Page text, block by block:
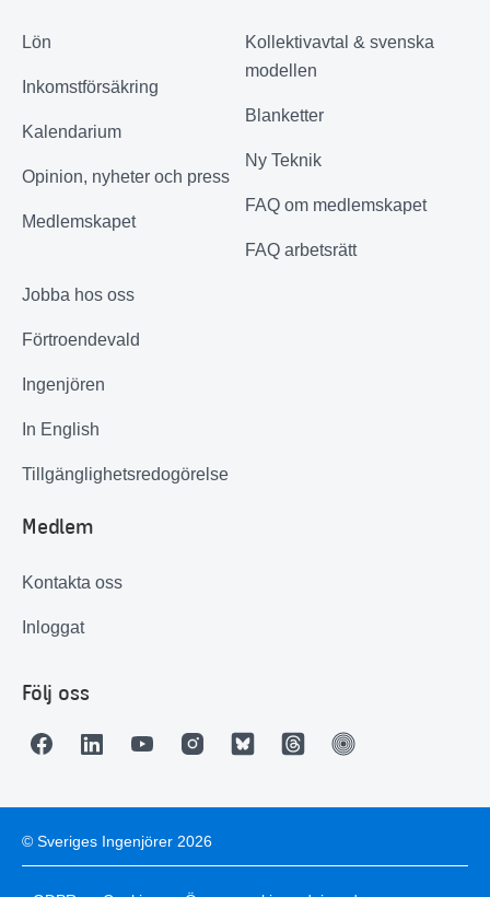
Lön
Inkomstförsäkring
Kalendarium
Opinion, nyheter och press
Medlemskapet
Kollektivavtal & svenska
modellen
Blanketter
Ny Teknik
FAQ om medlemskapet
FAQ arbetsrätt
Jobba hos oss
Förtroendevald
Ingenjören
In English
Tillgänglighetsredogörelse
Medlem
Kontakta oss
Inloggat
Följ oss
© Sveriges Ingenjörer 2026